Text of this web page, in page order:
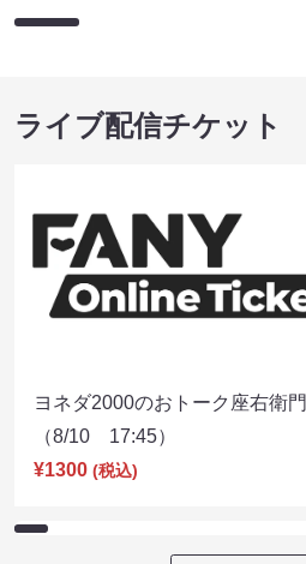
ライブ配信チケット
ヨネダ2000のおトーク座右衛門
（8/10 17:45）
¥1300 (税込)